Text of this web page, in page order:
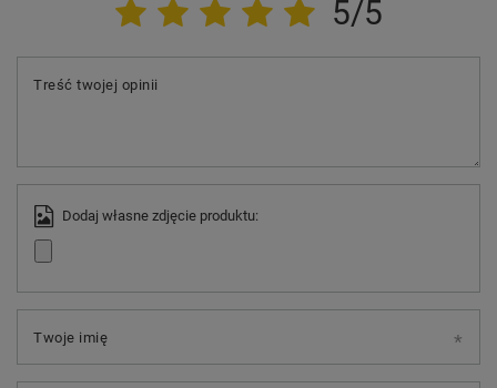
5/5
Treść twojej opinii
Dodaj własne zdjęcie produktu:
Twoje imię